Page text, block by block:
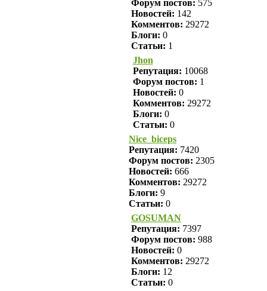
Форум постов: 575
Новостей: 142
Комментов: 29272
Блоги: 0
Статьи: 1
Jhon
Репутация: 10068
Форум постов: 1
Новостей: 0
Комментов: 29272
Блоги: 0
Статьи: 0
Nice_biceps
Репутация: 7420
Форум постов: 2305
Новостей: 666
Комментов: 29272
Блоги: 9
Статьи: 0
GOSUMAN
Репутация: 7397
Форум постов: 988
Новостей: 0
Комментов: 29272
Блоги: 12
Статьи: 0